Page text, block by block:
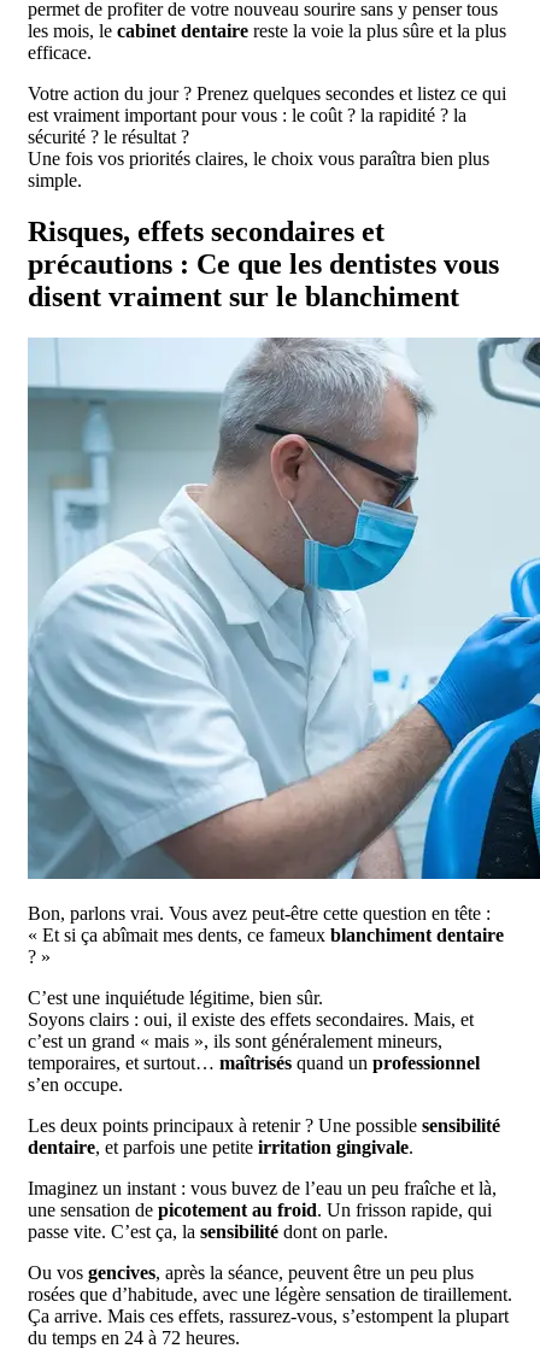
permet de profiter de votre nouveau sourire sans y penser tous
les mois, le cabinet dentaire reste la voie la plus sûre et la plus
efficace.
Votre action du jour ? Prenez quelques secondes et listez ce qui
est vraiment important pour vous : le coût ? la rapidité ? la
sécurité ? le résultat ?
Une fois vos priorités claires, le choix vous paraîtra bien plus
simple.
Risques, effets secondaires et
précautions : Ce que les dentistes vous
disent vraiment sur le blanchiment
Bon, parlons vrai. Vous avez peut-être cette question en tête :
« Et si ça abîmait mes dents, ce fameux blanchiment dentaire
? »
C’est une inquiétude légitime, bien sûr.
Soyons clairs : oui, il existe des effets secondaires. Mais, et
c’est un grand « mais », ils sont généralement mineurs,
temporaires, et surtout… maîtrisés quand un professionnel
s’en occupe.
Les deux points principaux à retenir ? Une possible sensibilité
dentaire, et parfois une petite irritation gingivale.
Imaginez un instant : vous buvez de l’eau un peu fraîche et là,
une sensation de picotement au froid. Un frisson rapide, qui
passe vite. C’est ça, la sensibilité dont on parle.
Ou vos gencives, après la séance, peuvent être un peu plus
rosées que d’habitude, avec une légère sensation de tiraillement.
Ça arrive. Mais ces effets, rassurez-vous, s’estompent la plupart
du temps en 24 à 72 heures.